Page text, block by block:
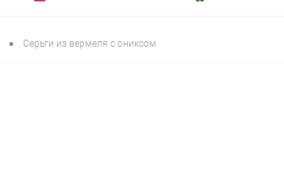
• Серьги из вермеля с ониксом